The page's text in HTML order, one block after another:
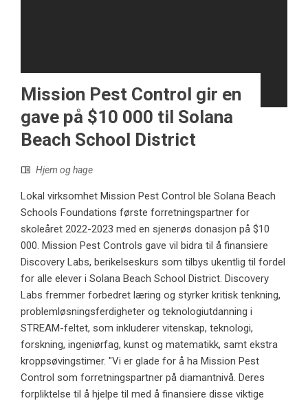
Mission Pest Control gir en
gave på $10 000 til Solana
Beach School District
Hjem og hage
Lokal virksomhet Mission Pest Control ble Solana Beach
Schools Foundations første forretningspartner for
skoleåret 2022-2023 med en sjenerøs donasjon på $10
000. Mission Pest Controls gave vil bidra til å finansiere
Discovery Labs, berikelseskurs som tilbys ukentlig til fordel
for alle elever i Solana Beach School District. Discovery
Labs fremmer forbedret læring og styrker kritisk tenkning,
problemløsningsferdigheter og teknologiutdanning i
STREAM-feltet, som inkluderer vitenskap, teknologi,
forskning, ingeniørfag, kunst og matematikk, samt ekstra
kroppsøvingstimer. "Vi er glade for å ha Mission Pest
Control som forretningspartner på diamantnivå. Deres
forpliktelse til å hjelpe til med å finansiere disse viktige